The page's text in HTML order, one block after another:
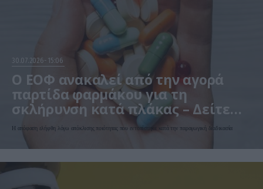
30.07.2026 15:06
Ο ΕΟΦ ανακαλεί από την αγορά
παρτίδα φαρμάκου για τη
σκλήρυνση κατά πλάκας – Δείτε
ποιο αφορά
Η απόφαση ελήφθη λόγω απόκλισης ποιότητας που εντοπίστηκε κατά την παραγωγική διαδικασία